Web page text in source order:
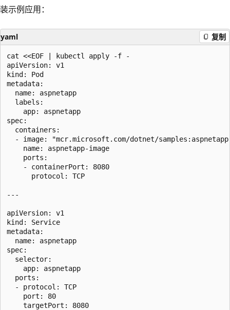
装示例应用：
yaml 复制
cat <<EOF | kubectl apply -f -
apiVersion: v1
kind: Pod
metadata:
  name: aspnetapp
  labels:
    app: aspnetapp
spec:
  containers:
- image: "mcr.microsoft.com/dotnet/
    name: aspnetapp-image
    ports:
    - containerPort: 8080
      protocol: TCP
---
apiVersion: v1
kind: Service
metadata:
  name: aspnetapp
spec:
  selector:
    app: aspnetapp
  ports:
  - protocol: TCP
    port: 80
    targetPort: 8080